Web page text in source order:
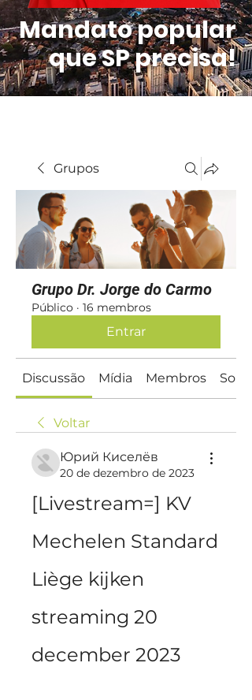
Mandato popular
que SP precisa!
Grupos
Grupo Dr. Jorge do Carmo
Público · 16 membros
Entrar
Discussão Mídia Membros Sobre
Voltar
Юрий Киселёв
20 de dezembro de 2023
[Livestream=] KV
Mechelen Standard
Liège kijken
streaming 20
december 2023